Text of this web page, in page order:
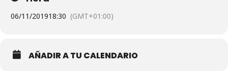
06/11/201918:30 (GMT+01:00)
AÑADIR A TU CALENDARIO